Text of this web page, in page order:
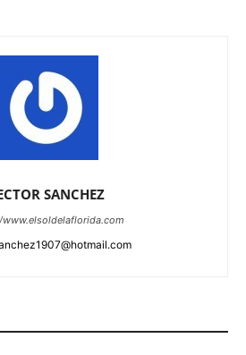
SANCHEZ